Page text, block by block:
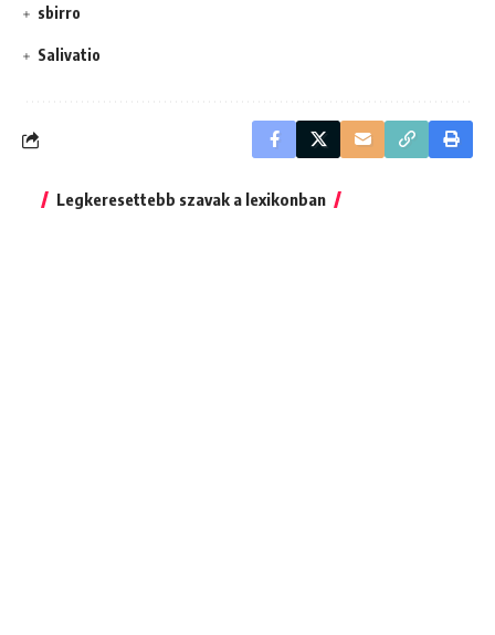
sbirro
Salivatio
Legkeresettebb szavak a lexikonban